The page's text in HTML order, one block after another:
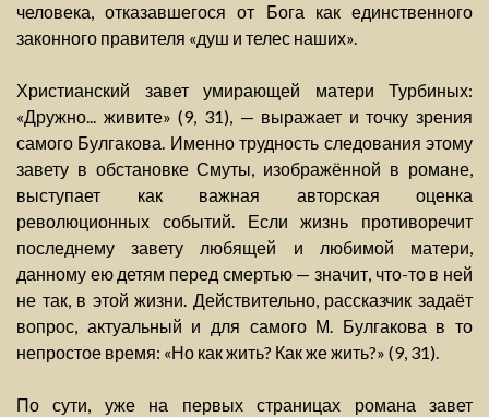
человека, отказавшегося от Бога как единственного
законного правителя «душ и телес наших».
Христианский завет умирающей матери Турбиных:
«Дружно... живите» (9, 31), — выражает и точку зрения
самого Булгакова. Именно трудность следования этому
завету в обстановке Смуты, изображённой в романе,
выступает как важная авторская оценка
революционных событий. Если жизнь противоречит
последнему завету любящей и любимой матери,
данному ею детям перед смертью — значит, что-то в ней
не так, в этой жизни. Действительно, рассказчик задаёт
вопрос, актуальный и для самого М. Булгакова в то
непростое время: «Но как жить? Как же жить?» (9, 31).
По сути, уже на первых страницах романа завет